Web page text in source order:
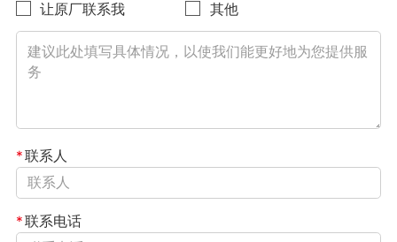
让原厂联系我
其他
*联系人
*联系电话